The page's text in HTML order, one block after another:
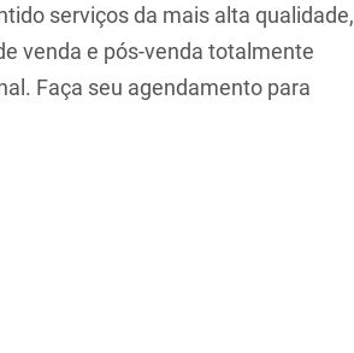
serviços da mais alta qualidade,
venda e pós-venda totalmente
Faça seu agendamento para